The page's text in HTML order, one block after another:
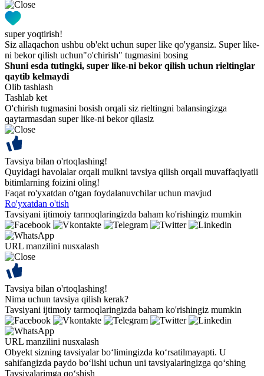
super yoqtirish!
Siz allaqachon ushbu ob'ekt uchun super like qo'ygansiz. Super like-
ni bekor qilish uchun"o'chirish" tugmasini bosing
Shuni esda tutingki, super like-ni bekor qilish uchun rieltinglar
qaytib kelmaydi
Olib tashlash
Tashlab ket
O'chirish tugmasini bosish orqali siz rieltingni balansingizga
qaytarmasdan super like-ni bekor qilasiz
Tavsiya bilan o'rtoqlashing!
Quyidagi havolalar orqali mulkni tavsiya qilish orqali muvaffaqiyatli
bitimlarning foizini oling!
Faqat ro'yxatdan o'tgan foydalanuvchilar uchun mavjud
Ro'yxatdan o'tish
Tavsiyani ijtimoiy tarmoqlaringizda baham ko'rishingiz mumkin
URL manzilini nusxalash
Tavsiya bilan o'rtoqlashing!
Nima uchun tavsiya qilish kerak?
Tavsiyani ijtimoiy tarmoqlaringizda baham ko'rishingiz mumkin
URL manzilini nusxalash
Obyekt sizning tavsiyalar bo‘limingizda ko‘rsatilmayapti. U
sahifangizda paydo bo‘lishi uchun uni tavsiyalaringizga qo‘shing
Tavsiyalarimga qo‘shish